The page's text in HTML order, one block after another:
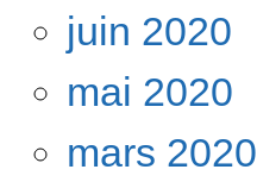
juin 2020
mai 2020
mars 2020